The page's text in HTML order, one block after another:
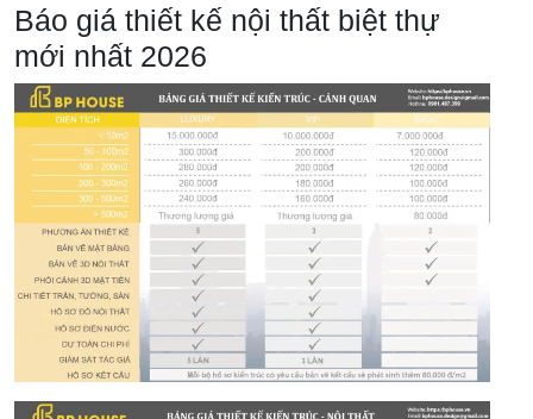
Báo giá thiết kế nội thất biệt thự
mới nhất 2026